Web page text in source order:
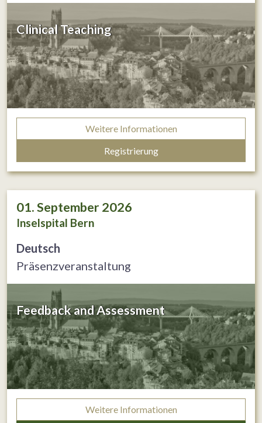
Clinical Teaching
Weitere Informationen
Registrierung
01. September 2026
Inselspital Bern
Deutsch
Präsenzveranstaltung
Feedback and Assessment
Weitere Informationen